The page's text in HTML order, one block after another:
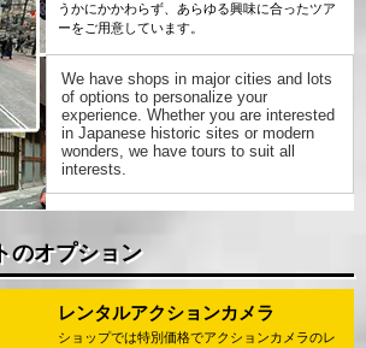
うかにかかわらず、あらゆる興味に合ったツア
ーをご用意しています。
We have shops in major cities and lots
of options to personalize your
experience. Whether you are interested
in Japanese historic sites or modern
wonders, we have tours to suit all
interests.
のオプション
レンタルアクションカメラ
ショップでは特別価格でアクションカメラのレ